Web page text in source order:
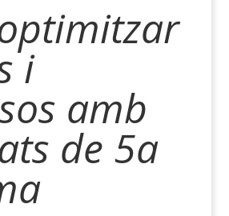
i
amb
de 5a